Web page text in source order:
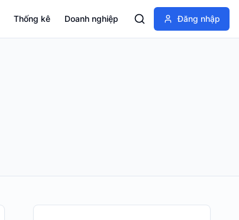
Thống kê Doanh nghiệp Đăng nhập